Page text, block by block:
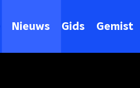
Nieuws Gids Gemist